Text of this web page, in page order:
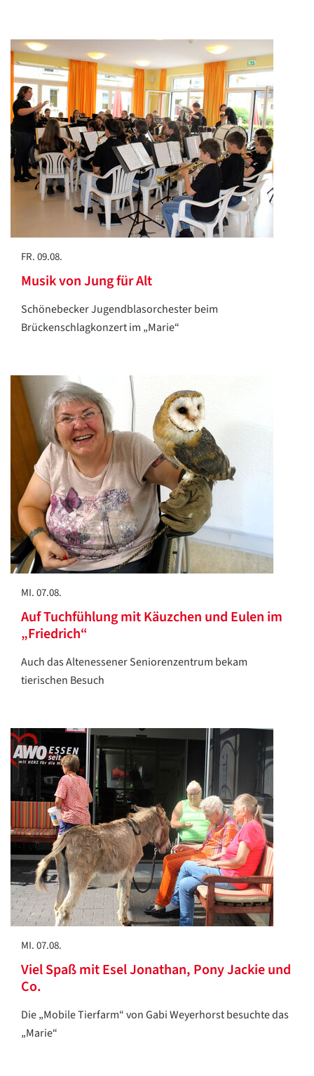
FR. 09.08.
Musik von Jung für Alt
Schönebecker Jugendblasorchester beim
Brückenschlagkonzert im „Marie“
MI. 07.08.
Auf Tuchfühlung mit Käuzchen und Eulen im
„Friedrich“
Auch das Altenessener Seniorenzentrum bekam
tierischen Besuch
MI. 07.08.
Viel Spaß mit Esel Jonathan, Pony Jackie und
Co.
Die „Mobile Tierfarm“ von Gabi Weyerhorst besuchte das
„Marie“